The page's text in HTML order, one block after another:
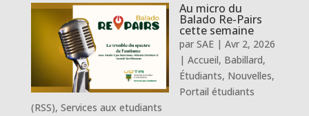
Au micro du
Balado Re-Pairs
cette semaine
par SAE| Avr 2, 2026
| Accueil, Babillard,
Étudiants, Nouvelles,
Portail étudiants
(RSS), Services aux etudiants